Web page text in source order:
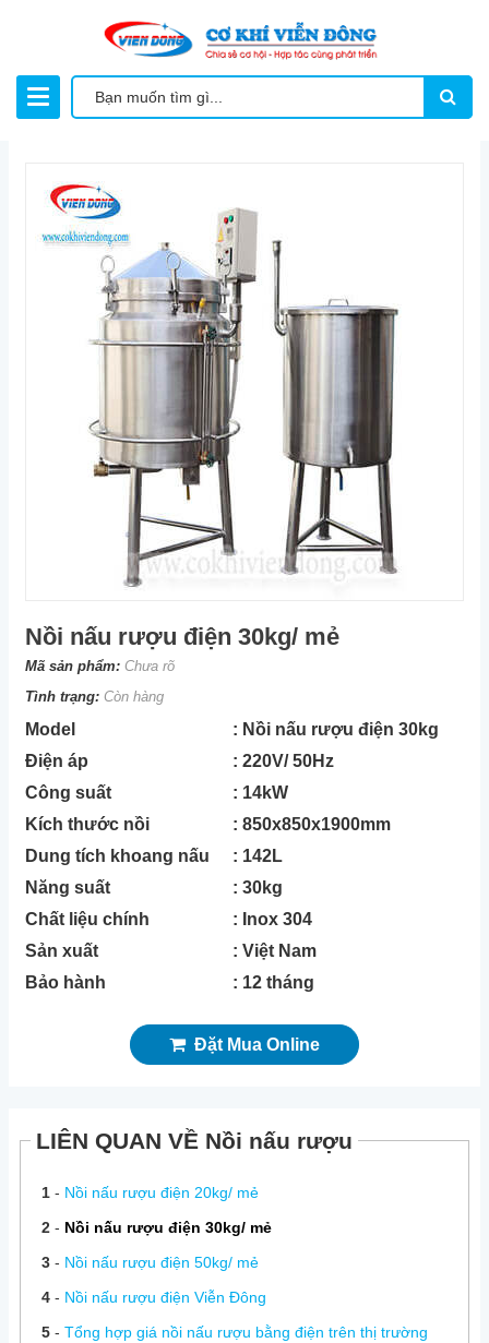
Nồi nấu rượu điện 30kg/ mẻ
Mã sản phẩm: Chưa rõ
Tình trạng: Còn hàng
Model
: Nồi nấu rượu điện 30kg
Điện áp
: 220V/ 50Hz
Công suất
: 14kW
Kích thước nồi
: 850x850x1900mm
Dung tích khoang nấu
: 142L
Năng suất
: 30kg
Chất liệu chính
: Inox 304
Sản xuất
: Việt Nam
Bảo hành
: 12 tháng
Đặt Mua Online
LIÊN QUAN VỀ Nồi nấu rượu
1- Nồi nấu rượu điện 20kg/ mẻ
2- Nồi nấu rượu điện 30kg/ mẻ
3- Nồi nấu rượu điện 50kg/ mẻ
4- Nồi nấu rượu điện Viễn Đông
5- Tổng hợp giá nồi nấu rượu bằng điện trên thị trường